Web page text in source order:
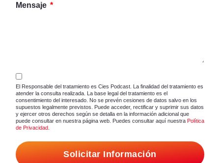
Mensaje
El Responsable del tratamiento es Cies Podcast. La finalidad del tratamiento es
atender la consulta realizada. La base legal del tratamiento es el
consentimiento del interesado. No se prevén cesiones de datos salvo en los
supuestos legalmente previstos. Puede acceder, rectificar y suprimir sus datos
y ejercer otros derechos según se detalla en la información adicional que
puede consultar en nuestra página web. Puedes consultar aquí nuestra Política
de Privacidad
Solicitar Información